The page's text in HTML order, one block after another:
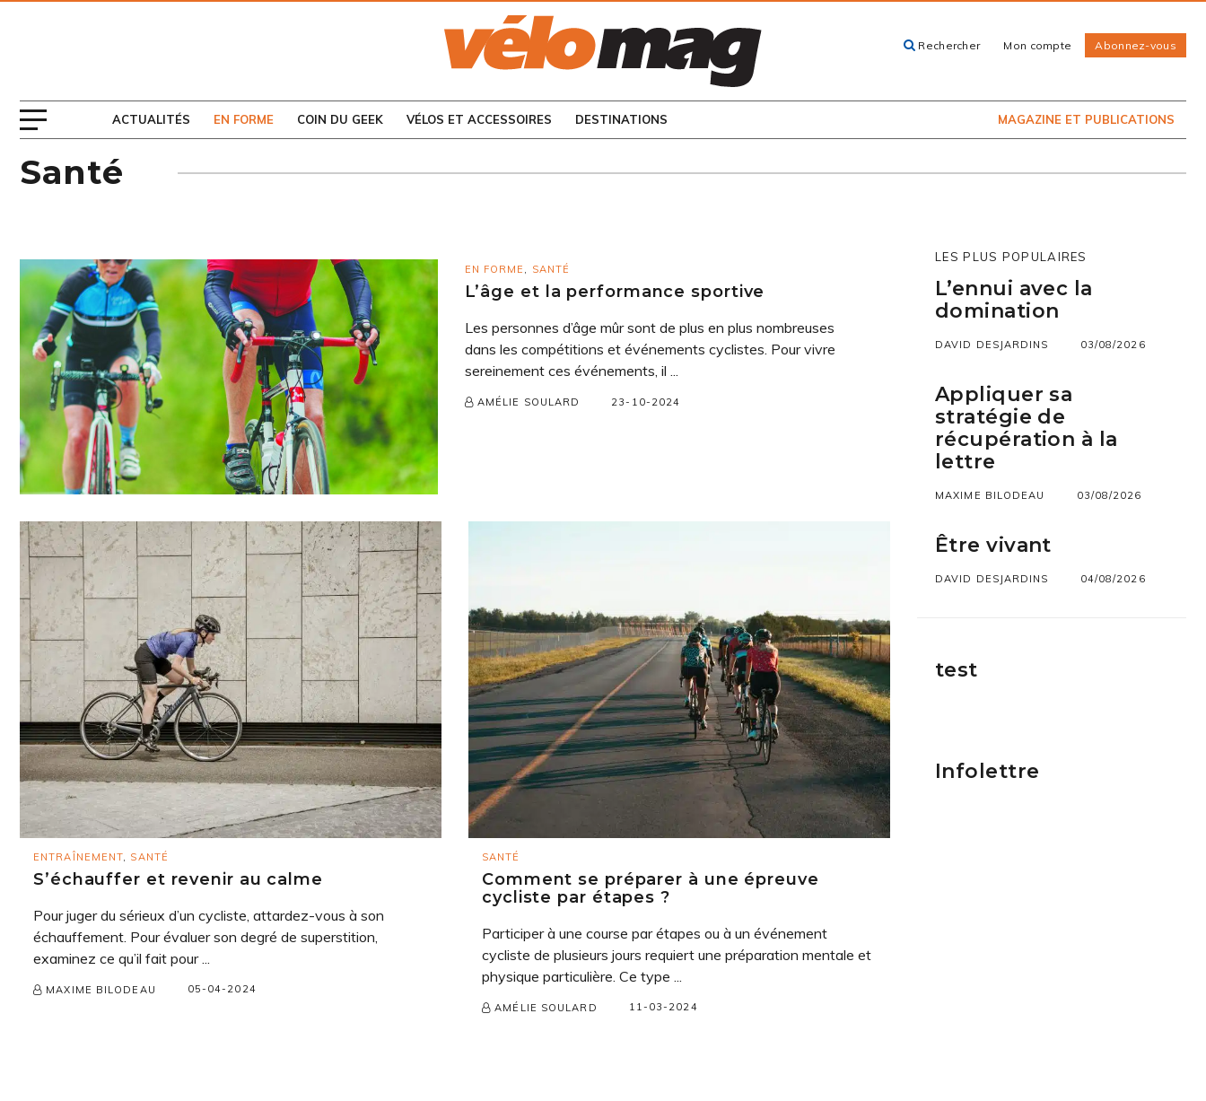
Rechercher Mon compte Abonnez-vous
ACTUALITÉS EN FORME COIN DU GEEK VÉLOS ET ACCESSOIRES DESTINATIONS MAGAZINE ET PUBLICATIONS
CONSULTEZ LES
EN KIOSQUE
Santé
EN FORME , SANTÉ
L’âge et la performance sportive
Les personnes d’âge mûr sont de plus en plus nombreuses
dans les compétitions et événements cyclistes. Pour vivre
sereinement ces événements, il ...
AMÉLIE SOULARD 23-10-2024
ENTRAÎNEMENT SANTÉ
S’échauffer et revenir au calme
Pour juger du sérieux d’un cycliste, attardez-vous à son
échauffement. Pour évaluer son degré de superstition,
examinez ce qu’il fait pour ...
MAXIME BILODEAU 05-04-2024
SANTÉ
Comment se préparer à une épreuve
cycliste par étapes ?
Participer à une course par étapes ou à un événement
cycliste de plusieurs jours requiert une préparation mentale et
physique particulière. Ce type ...
AMÉLIE SOULARD 11-03-2024
LES PLUS POPULAIRES
L’ennui avec la
domination
DAVID DESJARDINS 03/08/2026
Appliquer sa
stratégie de
récupération à la
lettre
MAXIME BILODEAU 03/08/2026
Être vivant
DAVID DESJARDINS 04/08/2026
test
Infolettre